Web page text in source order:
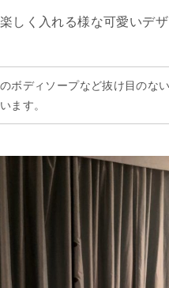
しく入れる様な可愛いデザ
ボディソープなど抜け目のな
ます。